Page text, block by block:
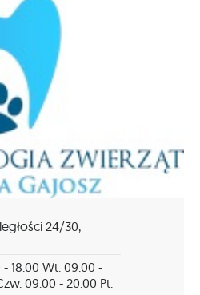
24/30,
- 18.00 Wt. 09.00 -
09.00 - 20.00 Pt.